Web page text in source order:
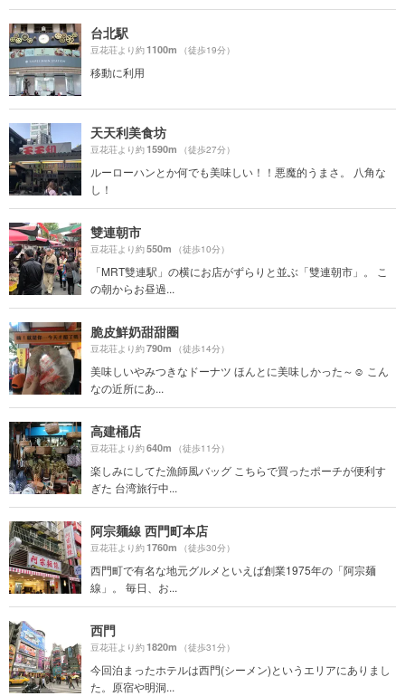
台北駅
豆花荘より約1100m （徒歩19分）
移動に利用
天天利美食坊
豆花荘より約1590m （徒歩27分）
ルーローハンとか何でも美味しい！！悪魔的うまさ。 八角な
し！
雙連朝市
豆花荘より約550m （徒歩10分）
「MRT雙連駅」の横にお店がずらりと並ぶ「雙連朝市」。 こ
の朝からお昼過...
脆皮鮮奶甜甜圈
豆花荘より約790m （徒歩14分）
美味しいやみつきなドーナツ ほんとに美味しかった～☺️ こん
なの近所にあ...
高建桶店
豆花荘より約640m （徒歩11分）
楽しみにしてた漁師風バッグ こちらで買ったポーチが便利す
ぎた 台湾旅行中...
阿宗麺線 西門町本店
豆花荘より約1760m （徒歩30分）
西門町で有名な地元グルメといえば創業1975年の「阿宗麺
線」。 毎日、お...
西門
豆花荘より約1820m （徒歩31分）
今回泊まったホテルは西門(シーメン)というエリアにありまし
た。原宿や明洞...